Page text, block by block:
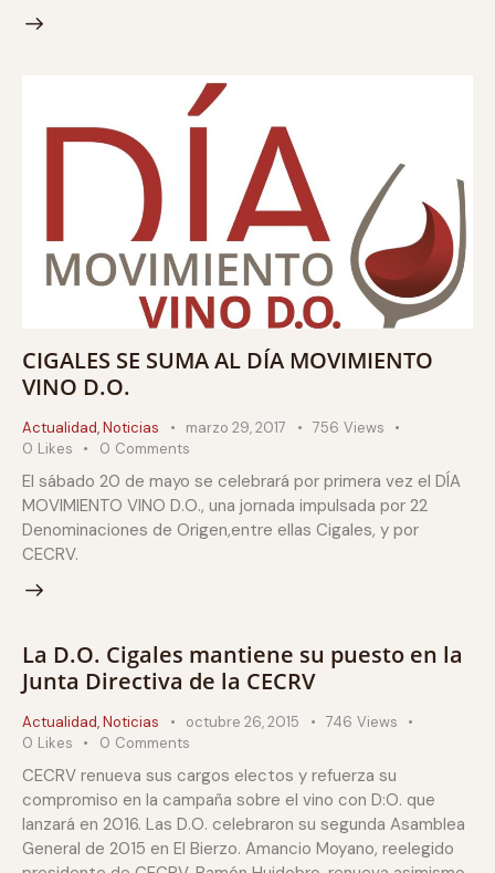
CIGALES SE SUMA AL DÍA MOVIMIENTO
VINO D.O.
Actualidad,Noticias marzo 29, 2017 756 Views
0 Likes 0 Comments
El sábado 20 de mayo se celebrará por primera vez el DÍA
MOVIMIENTO VINO D.O., una jornada impulsada por 22
Denominaciones de Origen,entre ellas Cigales, y por
CECRV.
La D.O. Cigales mantiene su puesto en la
Junta Directiva de la CECRV
Actualidad,Noticias octubre 26, 2015 746 Views
0 Likes 0 Comments
CECRV renueva sus cargos electos y refuerza su
compromiso en la campaña sobre el vino con D:O. que
lanzará en 2016. Las D.O. celebraron su segunda Asamblea
General de 2015 en El Bierzo. Amancio Moyano, reelegido